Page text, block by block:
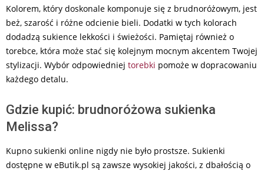
Kolorem, który doskonale komponuje się z brudnoróżowym, jest
beż, szarość i różne odcienie bieli. Dodatki w tych kolorach
dodadzą sukience lekkości i świeżości. Pamiętaj również o
torebce, która może stać się kolejnym mocnym akcentem Twojej
stylizacji. Wybór odpowiedniej torebki pomoże w dopracowaniu
każdego detalu.
Gdzie kupić: brudnoróżowa sukienka
Melissa?
Kupno sukienki online nigdy nie było prostsze. Sukienki
dostępne w eButik.pl są zawsze wysokiej jakości, z dbałością o